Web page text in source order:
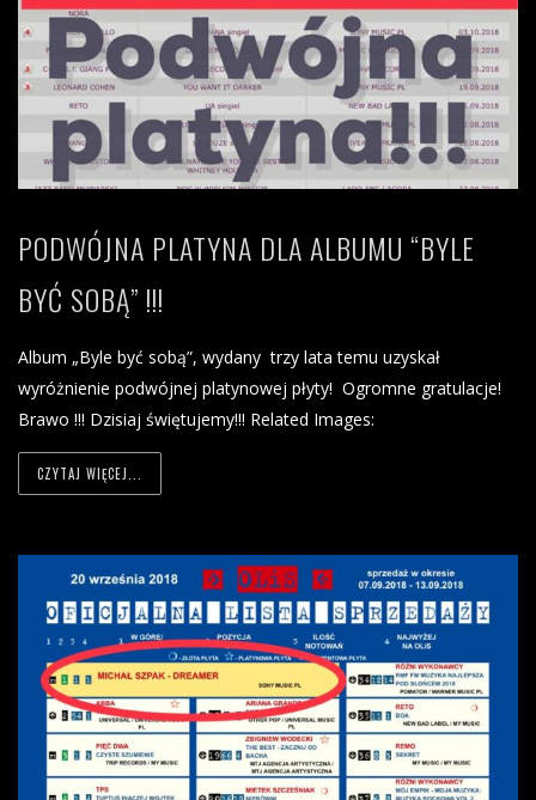
PODWÓJNA PLATYNA DLA ALBUMU “BYLE
BYĆ SOBĄ” !!!
Album „Byle być sobą”, wydany trzy lata temu uzyskał
wyróżnienie podwójnej platynowej płyty! Ogromne gratulacje!
Brawo !!! Dzisiaj świętujemy!!! Related Images:
CZYTAJ WIĘCEJ...